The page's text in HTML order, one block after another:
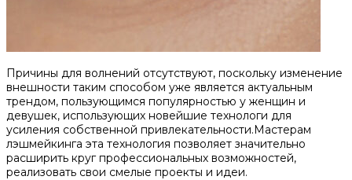
Причины для волнений отсутствуют, поскольку изменение
внешности таким способом уже является актуальным
трендом, пользующимся популярностью у женщин и
девушек, использующих новейшие технологи для
усиления собственной привлекательности.Мастерам
лэшмейкинга эта технология позволяет значительно
расширить круг профессиональных возможностей,
реализовать свои смелые проекты и идеи.